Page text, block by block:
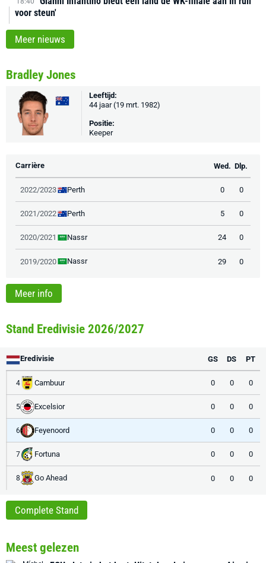
voor steun'
Meer nieuws
Bradley Jones
Leeftijd:
44 jaar (19 mrt. 1982)
Positie:
Keeper
Carrière Wed. Dlp.
2022/2023 Perth 0 0
2021/2022 Perth 5 0
2020/2021 Nassr 24 0
2019/2020 Nassr 29 0
Meer info
Stand Eredivisie 2026/2027
Eredivisie GS DS PT
4 Cambuur 0 0 0
5 Excelsior 0 0 0
6 Feyenoord 0 0 0
7 Fortuna 0 0 0
8 Go Ahead 0 0 0
Complete Stand
Meest gelezen